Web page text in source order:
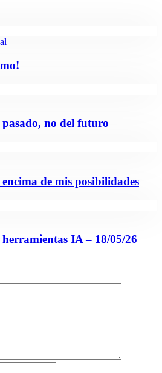
no del futuro
de mis posibilidades
IA – 18/05/26